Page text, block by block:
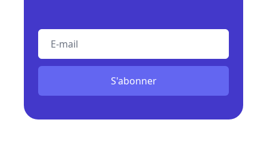
E-mail
S'abonner